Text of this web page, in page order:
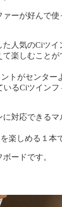
ーが好んで
人気のCiツイ
楽しむことが
がセンター
るCiツインフ
対応できるマ
楽しめる１本
ードです。